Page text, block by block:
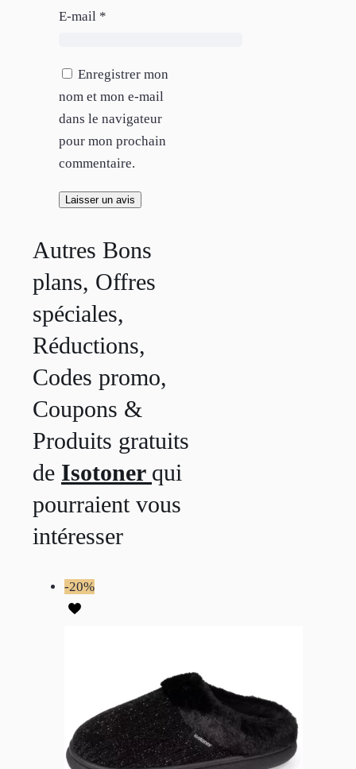
E-mail *
Enregistrer mon
nom et mon e-mail
dans le navigateur
pour mon prochain
commentaire.
Autres Bons
plans, Offres
spéciales,
Réductions,
Codes promo,
Coupons &
Produits gratuits
de Isotoner qui
pourraient vous
intéresser
-20%